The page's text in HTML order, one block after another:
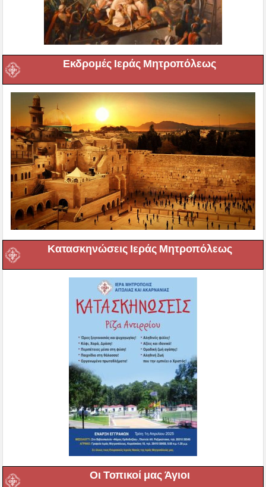
Εκδρομές Ιεράς Μητροπόλεως
Κατασκηνώσεις Ιεράς Μητροπόλεως
Οι Τοπικοί μας Άγιοι